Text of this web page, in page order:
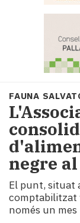
Portada
Societat
Política
i
municipis
Economia
i
turisme
Cultura
Esports
Mai
FAUNA
negre
El punt, situat
comptabilitzat
només un mes